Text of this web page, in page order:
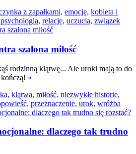
z zapałkami, emocje, kobieta i
psychologia, relacje, uczucia, związek
szalona miłość
rodzinną klątwę... Ale uroki mają to do
»
klątwa, miłość, niezwykłe historie,
przeznaczenie, urok, wróżba
dlaczego tak trudno